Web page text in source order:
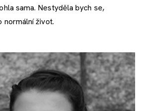
sama. Nestyděla bych se,
normální život.